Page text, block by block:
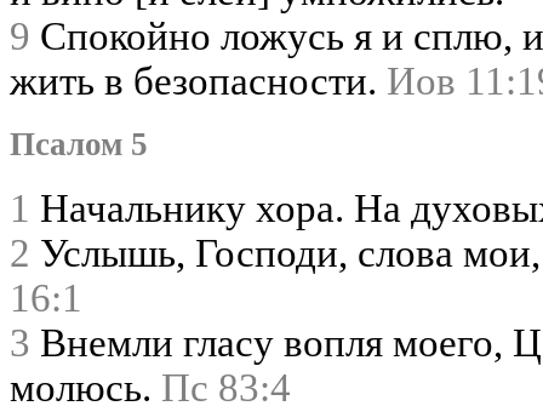
9 Спокойно ложусь я и сплю,
жить в безопасности. Иов
Псалом 5
1 Начальнику хора. На
2 Услышь, Господи, слова
16:1
3 Внемли гласу вопля моего,
молюсь. Пс 83:4